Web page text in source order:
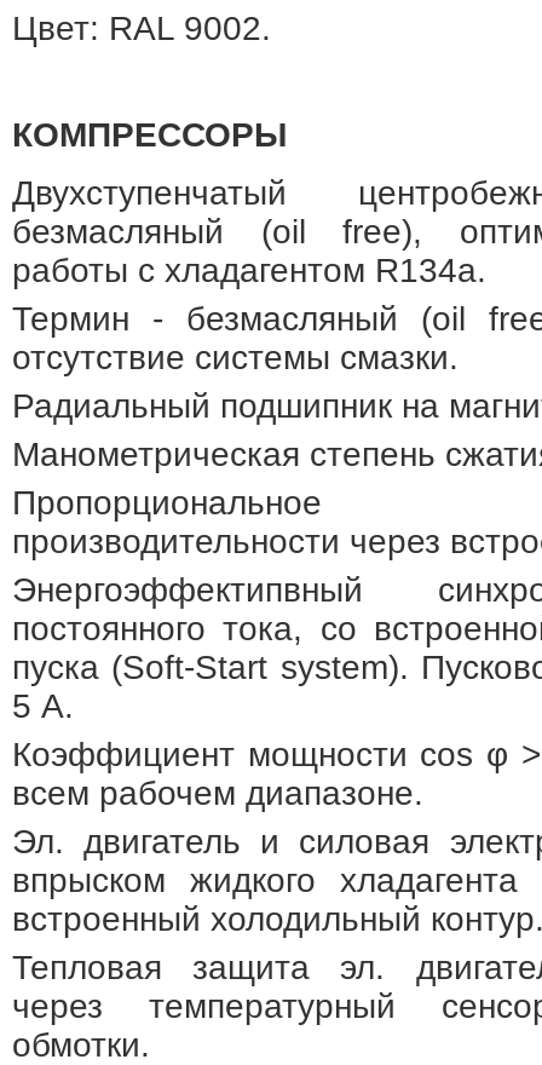
Цвет: RAL 9002.
КОМПРЕССОРЫ
Двухступенчатый
безмасляный (oil free),
работы с хладагентом R134a.
Термин - безмасляный (oil
отсутствие системы смазки.
Радиальный подшипник на
Манометрическая степень
Пропорциональное
производительности через
Энергоэффектипвный
постоянного тока, со
пуска (Soft-Start system).
5 А.
Коэффициент мощности cos φ >
всем рабочем диапазоне.
Эл. двигатель и силовая
впрыском жидкого
встроенный холодильный
Тепловая защита эл.
через температурный
обмотки.